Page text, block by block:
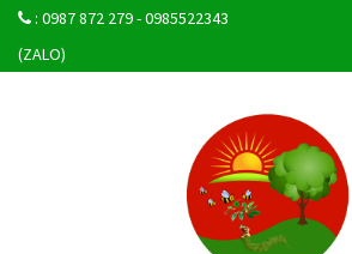
: 0987 872 279 - 0985522343
(ZALO)